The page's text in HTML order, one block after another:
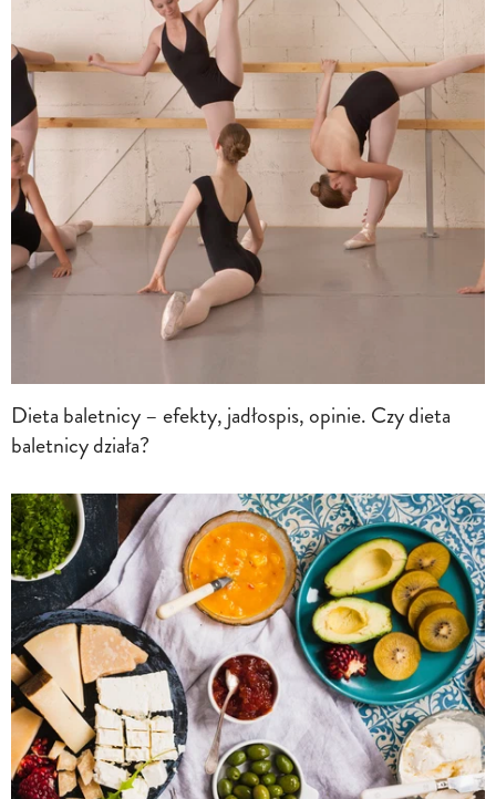
Dieta baletnicy – efekty, jadłospis, opinie. Czy dieta
baletnicy działa?